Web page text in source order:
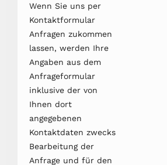
Wenn Sie uns per
Kontaktformular
Anfragen zukommen
lassen, werden Ihre
Angaben aus dem
Anfrageformular
inklusive der von
Ihnen dort
angegebenen
Kontaktdaten zwecks
Bearbeitung der
Anfrage und für den